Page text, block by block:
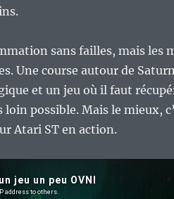
sans failles, mais les
Une course autour de
et un jeu où il faut
possible. Mais le mieux,
Atari ST en action.